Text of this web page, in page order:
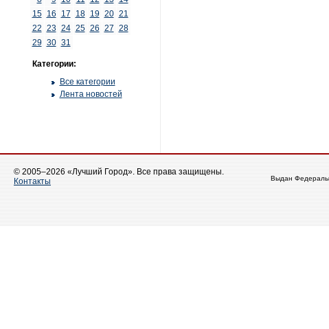
15
16 17 18 19 20 21
22 23 24 25 26 27 28
29 30 31
Категории:
Все категории
Лента новостей
© 2005–2026 «Лучший Город». Все права защищены.
Контакты
Выдан